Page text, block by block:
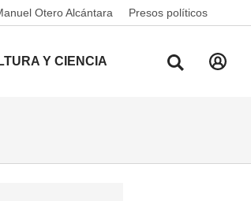
Otero Alcántara Presos políticos
Y CIENCIA